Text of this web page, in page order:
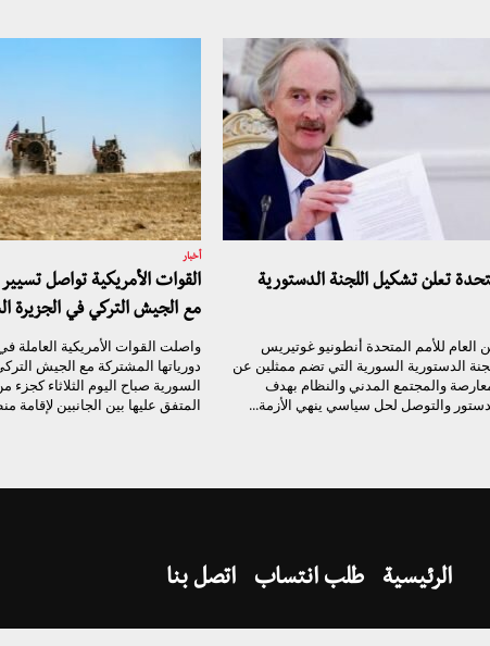
تعلن تشكيل اللجنة الدستورية
العام للأمم المتحدة أنطونيو غوتيريس
الدستورية السورية التي تضم ممثلين عن
والمجتمع المدني والنظام بهدف
والتوصل لحل سياسي ينهي الأزمة...
أخبار
القوات الأمريكية تواصل
مع الجيش التركي في الجزيرة
واصلت القوات الأمريكية العاملة
دورياتها المشتركة مع الجيش
السورية صباح اليوم الثلاثاء كجزء
المتفق عليها بين الجانبين لإقامة
الرئيسية طلب انتساب اتصل بنا